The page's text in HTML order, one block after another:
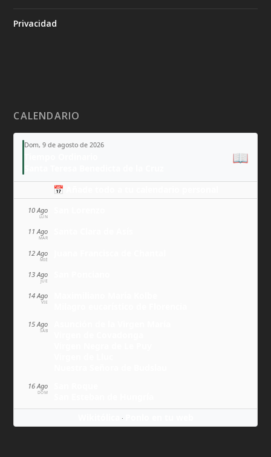
Privacidad
CALENDARIO
Dom, 9 de agosto de 2026
📖
📅 Añade todo a tu calendario personal
10 Ago
LUN
11 Ago
MAR
12 Ago
MIÉ
13 Ago
JUE
14 Ago
VIE
15 Ago
SÁB
16 Ago
DOM
·